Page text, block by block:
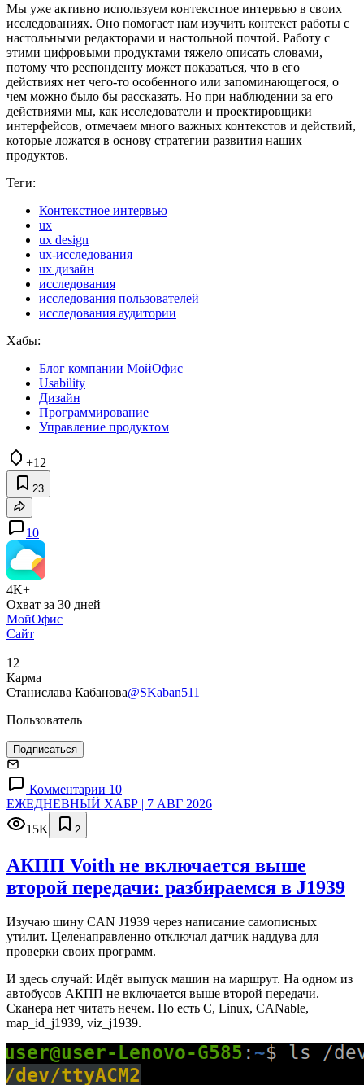
Мы уже активно используем контекстное интервью в своих
исследованиях. Оно помогает нам изучить контекст работы с
настольными редакторами и настольной почтой. Работу с
этими цифровыми продуктами тяжело описать словами,
потому что респонденту может показаться, что в его
действиях нет чего-то особенного или запоминающегося, о
чем можно было бы рассказать. Но при наблюдении за его
действиями мы, как исследователи и проектировщики
интерфейсов, отмечаем много важных контекстов и действий,
которые ложатся в основу стратегии развития наших
продуктов.
Теги:
Контекстное интервью
ux
ux design
ux-исследования
ux дизайн
исследования
исследования пользователей
исследования аудитории
Хабы:
Блог компании МойОфис
Usability
Дизайн
Программирование
Управление продуктом
+12
23
10
4K+
Охват за 30 дней
МойОфис
Сайт
12
Карма
Станислава Кабанова@SKaban511
Пользователь
Подписаться
Комментарии 10
ЕЖЕДНЕВНЫЙ ХАБР | 7 АВГ 2026
15K
2
АКПП Voith не включается выше
второй передачи: разбираемся в J1939
Изучаю шину CAN J1939 через написание самописных
утилит. Целенаправленно отключал датчик наддува для
проверки своих программ.
И здесь случай: Идёт выпуск машин на маршрут. На одном из
автобусов АКПП не включается выше второй передачи.
Сканера нет читать нечем. Но есть C, Linux, CANable,
map_id_j1939, viz_j1939.